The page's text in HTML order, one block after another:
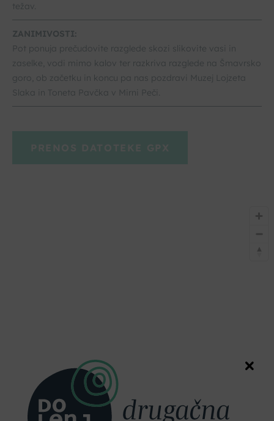
težav.
ZANIMIVOSTI:
Pot ponuja prečudovite razglede skozi slikovite vasi in
zaselke, vodi mimo kalov ter razkriva razglede na Šmavrsko
goro, ob začetku in koncu pa nas pozdravi Muzej Lojzeta
Slaka in Toneta Pavčka v Mirni Peči.